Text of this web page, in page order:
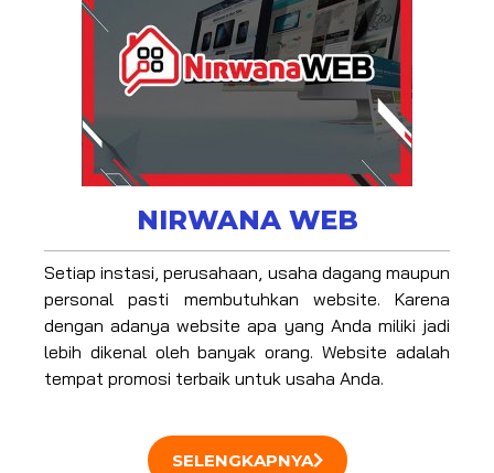
NIRWANA WEB
Setiap instasi, perusahaan, usaha dagang maupun
personal pasti membutuhkan website. Karena
dengan adanya website apa yang Anda miliki jadi
lebih dikenal oleh banyak orang. Website adalah
tempat promosi terbaik untuk usaha Anda.
SELENGKAPNYA